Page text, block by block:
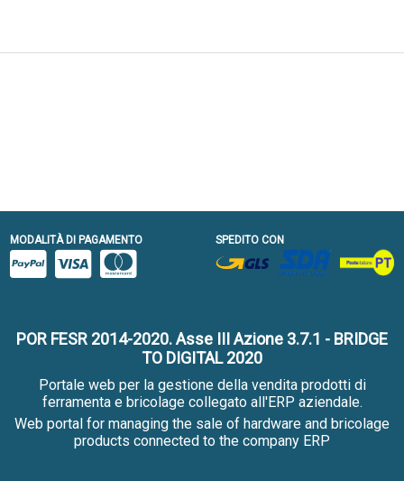
MODALITÀ DI PAGAMENTO SPEDITO CON
POR FESR 2014-2020. Asse III Azione 3.7.1 - BRIDGE
TO DIGITAL 2020
Portale web per la gestione della vendita prodotti di
ferramenta e bricolage collegato all'ERP aziendale.
Web portal for managing the sale of hardware and bricolage
products connected to the company ERP